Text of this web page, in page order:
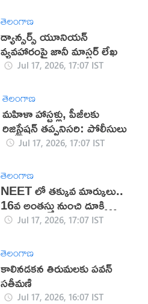
తెలంగాణ
డ్యాన్సర్స్ యూనియన్
వ్యవహారంపై జానీ మాస్టర్ లేఖ
Jul 17, 2026, 17:07 IST
తెలంగాణ
మహిళా హాస్టళ్లు, పీజీలకు
రిజిస్ట్రేషన్ తప్పనిసరి: పోలీసులు
Jul 17, 2026, 17:07 IST
తెలంగాణ
NEET లో తక్కువ మార్కులు..
16వ అంతస్తు నుంచి దూకి
ఆత్మహత్య
Jul 17, 2026, 17:07 IST
తెలంగాణ
కాలినడకన తిరుమలకు పవన్‌
సతీమణి
Jul 17, 2026, 16:07 IST